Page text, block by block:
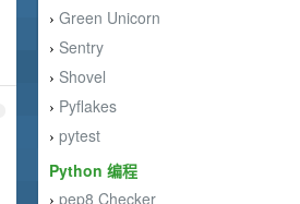
› Green Unicorn
› Sentry
› Shovel
› Pyflakes
› pytest
Python 编程
› pep8 Checker